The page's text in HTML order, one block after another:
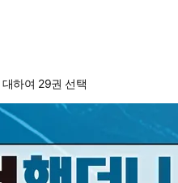
하여 29권 선택